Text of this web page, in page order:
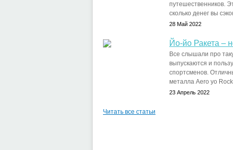
путешественников.
сколько денег вы
28 Май 2022
Йо-йо Ракета –
Все слышали про
выпускаются и
спортсменов.
металла Aero уо
23 Апрель 2022
Читать все статьи